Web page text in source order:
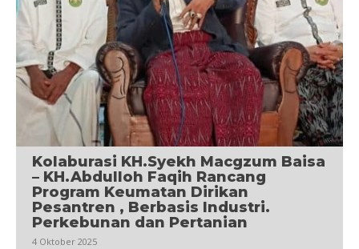
Kolaburasi KH.Syekh Macgzum Baisa
– KH.Abdulloh Faqih Rancang
Program Keumatan Dirikan
Pesantren , Berbasis Industri.
Perkebunan dan Pertanian
4 Oktober 2025